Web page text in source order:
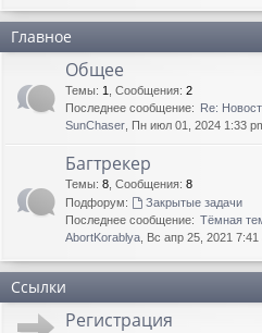
Главное
Общее
Темы: 1 Сообщения: 2
Последнее сообщение: Re:
SunChaser , Пн июл 01, 2024 1:33
Багтрекер
Темы: 8 Сообщения: 8
Подфорум:
Закрытые задачи
Последнее сообщение: Тёмная
AbortKorablya , Вс апр 25, 2021 7:41
Ссылки
Регистрация